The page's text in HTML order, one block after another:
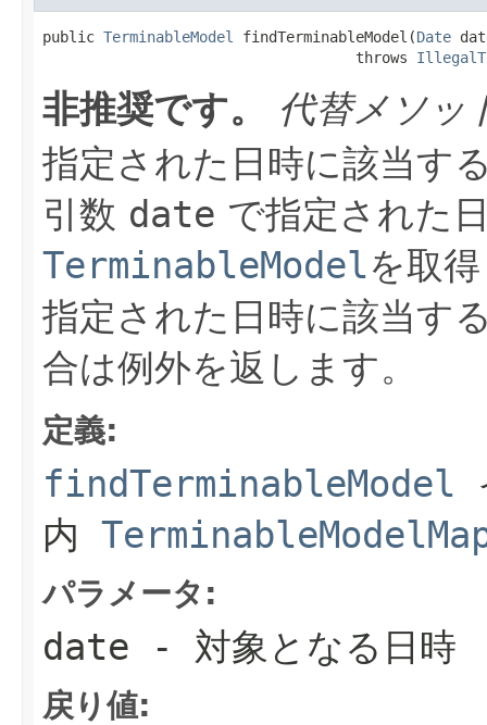
public TerminableModel findTerminableModel(Date
                                    throws
非推奨です。
代替メソッ
指定された日時に該当す
引数 date で指定された
TerminableModelを取
指定された日時に該当す
合は例外を返します。
定義:
findTerminableModel
内
パラメータ:
date - 対象となる日時
戻り値: